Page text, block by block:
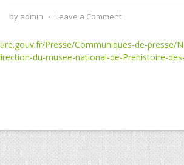
by admin ⋅ Leave a Comment
Presse/Communiques-de-presse/
du-musee-national-de-Prehistoire-